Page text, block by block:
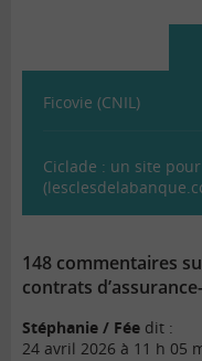
Ficovie (CNIL)
Ciclade : un site
148 commentaires
contrats
Stéphanie / Fée dit :
24 avril 2026 à 11 h 05